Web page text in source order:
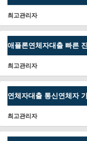
최고관리자
애플론연체자대출 빠른
최고관리자
연체자대출 통신연체자
최고관리자